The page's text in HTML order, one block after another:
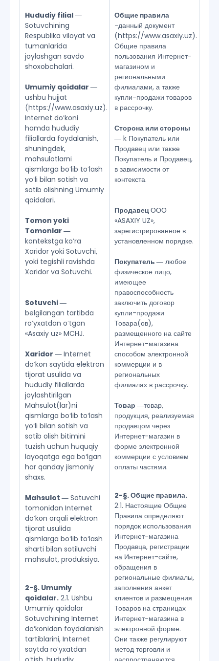
Hududiy filial―
Sotuvchining
Respublika viloyat va
tumanlarida
joylashgan savdo
shoxobchalari.
Umumiy qoidalar ―
ushbu hujjat
(https://www.asaxiy.uz).
Internet doʻkoni
hamda hududiy
filiallarda foydalanish,
shuningdek,
mahsulotlarni
qismlarga boʻlib toʻlash
yoʻli bilan sotish va
sotib olishning Umumiy
qoidalari.
Tomon yoki
Tomonlar ―
kontekstga koʻra
Xaridor yoki Sotuvchi,
yoki tegishli ravishda
Xaridor va Sotuvchi.
Sotuvchi―
belgilangan tartibda
roʻyxatdan oʻtgan
«Asaxiy uz» MCHJ.
Xaridor ― Internet
doʻkon saytida elektron
tijorat usulida va
hududiy filiallarda
joylashtirilgan
Mahsulot(lar)ni
qismlarga boʻlib toʻlash
yoʻli bilan sotish va
sotib olish bitimini
tuzish uchun huquqiy
layoqatga ega boʻlgan
har qanday jismoniy
shaxs.
Mahsulot ― Sotuvchi
tomonidan Internet
doʻkon orqali elektron
tijorat usulida
qismlarga boʻlib toʻlash
sharti bilan sotiluvchi
mahsulot, produksiya.
2-§. Umumiy
qoidalar. 2.1. Ushbu
Umumiy qoidalar
Sotuvchining Internet
doʻkonidan foydalanish
tartiblarini, Internet
saytda roʻyxatdan
Общие правила
-данный документ
(https://www.asaxiy.uz).
Общие правила
пользования Интернет-
магазином и
региональными
филиалами, а также
купли-продажи товаров
в рассрочку.
Сторона или стороны
― k Покупатель или
Продавец или также
Покупатель и Продавец,
в зависимости от
контекста.
ПродавецООО
«ASAXIY UZ»,
зарегистрированное в
установленном порядке.
Покупатель ― любое
физическое лицо,
имеющее
правоспособность
заключить договор
купли-продажи
Товара(ов),
размещенного на сайте
Интернет-магазина
способом электронной
коммерции и в
региональных
филиалах в рассрочку.
Товар ―товар,
продукция, реализуемая
продавцом через
Интернет-магазин в
форме электронной
коммерции с условием
оплаты частями.
2-§. Общие правила.
2.1. Настоящие Общие
Правила определяют
порядок использования
Интернет-магазина
Продавца, регистрации
на Интернет-сайте,
обращения в
региональные филиалы,
заполнения анкет
клиентов и размещения
Товаров на страницах
Интернет-магазина в
электронной форме.
Они также регулируют
метод торговли и